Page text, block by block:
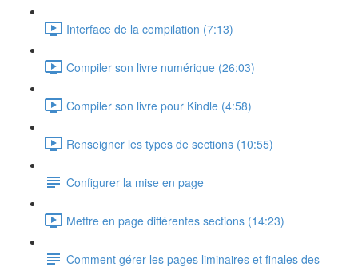
Interface de la compilation (7:13)
Compiler son livre numérique (26:03)
Compiler son livre pour Kindle (4:58)
Renseigner les types de sections (10:55)
Configurer la mise en page
Mettre en page différentes sections (14:23)
Comment gérer les pages liminaires et finales des